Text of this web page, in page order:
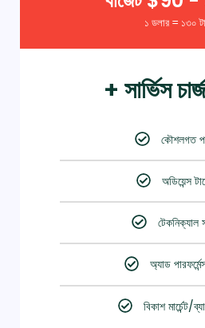
১ ডলার = ১৩০
+ সার্ভিস
কৌশলগত
অডিয়েন্স
টেকনিক্যাল
অ্যাড
বিকাশ মার্চেন্ট/